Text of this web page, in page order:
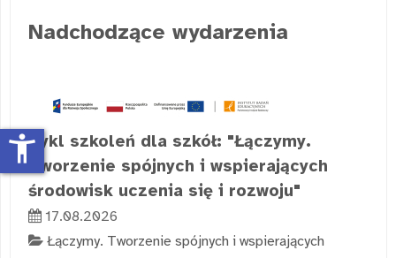
Nadchodzące wydarzenia
Cykl szkoleń dla szkół: "Łączymy.
Tworzenie spójnych i wspierających
środowisk uczenia się i rozwoju"
17.08.2026
Łączymy. Tworzenie spójnych i wspierających
accessibility_new